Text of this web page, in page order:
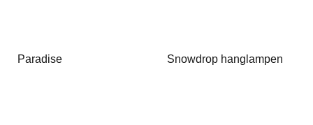
Paradise Snowdrop hanglampen